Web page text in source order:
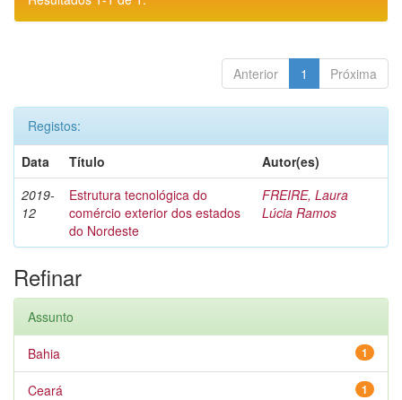
Anterior 1 Próxima
Registos:
Data
Título
Autor(es)
2019-
12
Estrutura tecnológica do
comércio exterior dos estados
do Nordeste
FREIRE, Laura
Lúcia Ramos
Refinar
Assunto
1
Bahia
1
Ceará